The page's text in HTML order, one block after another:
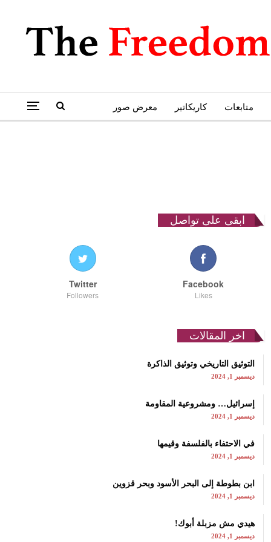
متابعات كاريكاتير معرض صور
ابقى على تواصل
Facebook
Likes
Twitter
Followers
اخر المقالات
التوثيق التاريخي وتوثيق الذاكرة
ديسمبر 1, 2024
إسرائيل… ومشروعية المقاومة
ديسمبر 1, 2024
في الاحتفاء بالفلسفة وقيمها
ديسمبر 1, 2024
ابن بطوطة إلى البحر الأسود وبحر قزوين
ديسمبر 1, 2024
هيدي مش مزبلة أبوك!
ديسمبر 1, 2024